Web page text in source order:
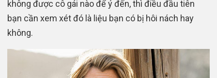
không được cô gái nào để ý đến, thì điều đầu tiên
bạn cần xem xét đó là liệu bạn có bị hôi nách hay
không.